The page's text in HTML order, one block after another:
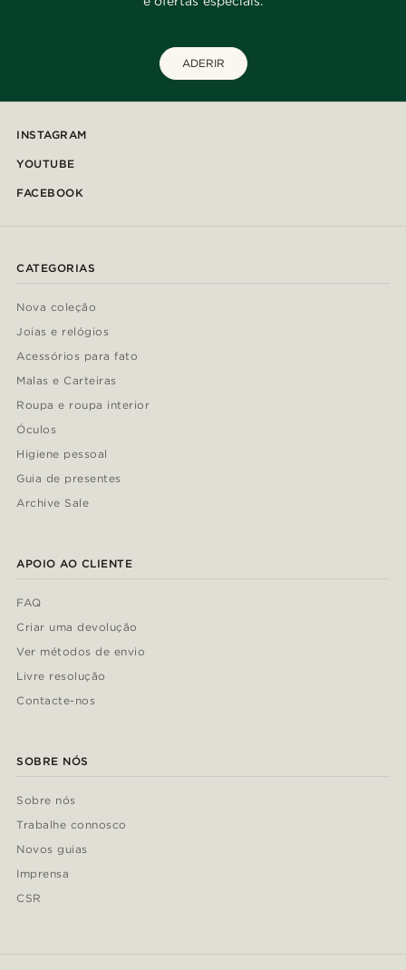
ADERIR
INSTAGRAM
YOUTUBE
FACEBOOK
CATEGORIAS
Nova coleção
Joias e relógios
Acessórios para fato
Malas e Carteiras
Roupa e roupa interior
Óculos
Higiene pessoal
Guia de presentes
Archive Sale
APOIO AO CLIENTE
FAQ
Criar uma devolução
Ver métodos de envio
Livre resolução
Contacte-nos
SOBRE NÓS
Sobre nós
Trabalhe connosco
Novos guias
Imprensa
CSR